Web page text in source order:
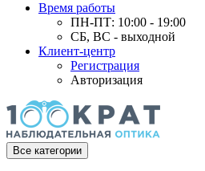
Время работы
ПН-ПТ: 10:00 - 19:00
СБ, ВС - выходной
Клиент-центр
Регистрация
Авторизация
Все категории